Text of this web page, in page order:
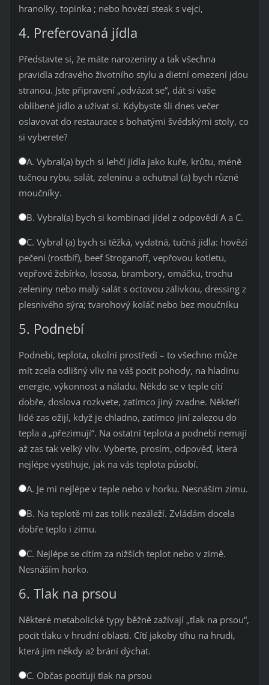
hranolky, topinka ; nebo hovězí steak s vejci,
4. Preferovaná jídla
Představte si, že máte narozeniny a tak všechna
pravidla zdravého životního stylu a dietní omezení jdou
stranou. Jste připravení „odvázat se“, dát si vaše
oblíbené jídlo a užívat si. Kdybyste šli dnes večer
oslavovat do restaurace s bohatými švédskými stoly, co
si vyberete?
A. Vybral(a) bych si lehčí jídla jako kuře, krůtu, méně
tučnou rybu, salát, zeleninu a ochutnal (a) bych různé
moučníky.
B. Vybral(a) bych si kombinaci jídel z odpovědí A a C.
C. Vybral (a) bych si těžká, vydatná, tučná jídla: hovězí
pečeni (rostbíf), beef Stroganoff, vepřovou kotletu,
vepřové žebírko, lososa, brambory, omáčku, trochu
zeleniny nebo malý salát s octovou zálivkou, dressing z
plesnivého sýra; tvarohový koláč nebo bez moučníku
5. Podnebí
Podnebí, teplota, okolní prostředí – to všechno může
mít zcela odlišný vliv na váš pocit pohody, na hladinu
energie, výkonnost a náladu. Někdo se v teple cítí
dobře, doslova rozkvete, zatímco jiný zvadne. Někteří
lidé zas ožijí, když je chladno, zatímco jiní zalezou do
tepla a „přezimují“. Na ostatní teplota a podnebí nemají
až zas tak velký vliv. Vyberte, prosím, odpověď, která
nejlépe vystihuje, jak na vás teplota působí.
A. Je mi nejlépe v teple nebo v horku. Nesnáším zimu.
B. Na teplotě mi zas tolik nezáleží. Zvládám docela
dobře teplo i zimu.
C. Nejlépe se cítím za nižších teplot nebo v zimě.
Nesnáším horko.
6. Tlak na prsou
Některé metabolické typy běžně zažívají „tlak na prsou“,
pocit tlaku v hrudní oblasti. Cítí jakoby tíhu na hrudi,
která jim někdy až brání dýchat.
C. Občas pociťuji tlak na prsou